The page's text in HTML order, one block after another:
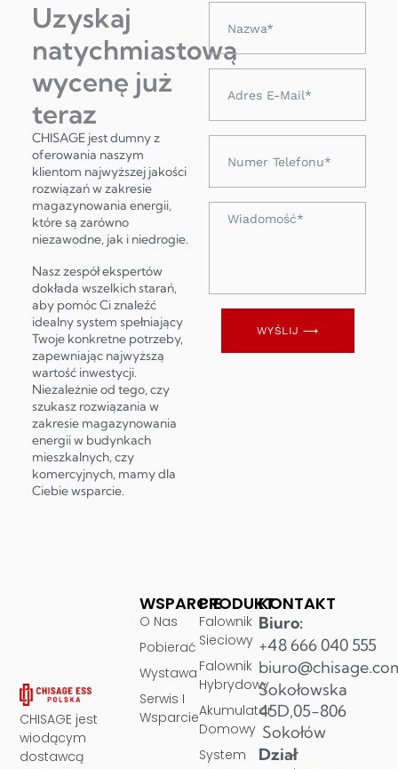
Uzyskaj
natychmiastową
wycenę już
teraz
CHISAGE jest dumny z
oferowania naszym
klientom najwyższej jakości
rozwiązań w zakresie
magazynowania energii,
które są zarówno
niezawodne, jak i niedrogie.
Nasz zespół ekspertów
dokłada wszelkich starań,
aby pomóc Ci znaleźć
idealny system spełniający
Twoje konkretne potrzeby,
zapewniając najwyższą
wartość inwestycji.
Niezależnie od tego, czy
szukasz rozwiązania w
zakresie magazynowania
energii w budynkach
mieszkalnych, czy
komercyjnych, mamy dla
Ciebie wsparcie.
telefonu
WYŚLIJ ⟶
CHISAGE jest
wiodącym
dostawcą
PRODUKT
Falownik
Sieciowy
Falownik
Hybrydowy
Akumulator
Domowy
System
WSPARCIE
O Nas
Pobierać
Wystawa
Serwis I
Wsparcie
KONTAKT
Biuro:
+48 666 040 555
Sokołowska
45D,05-806
Sokołów
Dział